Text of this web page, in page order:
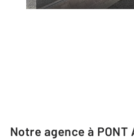
Notre agence à PONT